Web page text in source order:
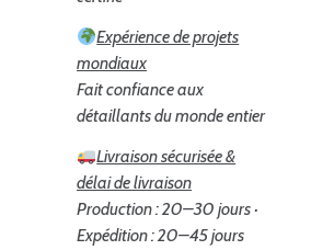
Expérience de projets
mondiaux
Fait confiance aux
détaillants du monde entier
Livraison sécurisée &
délai de livraison
Production : 20–30 jours ·
Expédition : 20–45 jours